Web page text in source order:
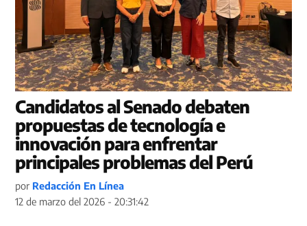
Candidatos al Senado debaten
propuestas de tecnología e
innovación para enfrentar
principales problemas del Perú
por Redacción En Línea
12 de marzo del 2026 - 20:31:42